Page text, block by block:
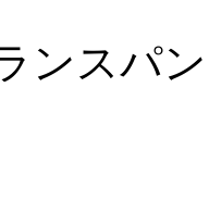
ンスパ